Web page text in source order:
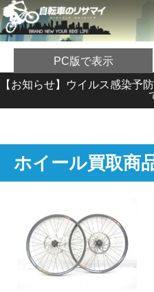
PC版で表示
【お知らせ】ウイルス感染予
ホイール買取商